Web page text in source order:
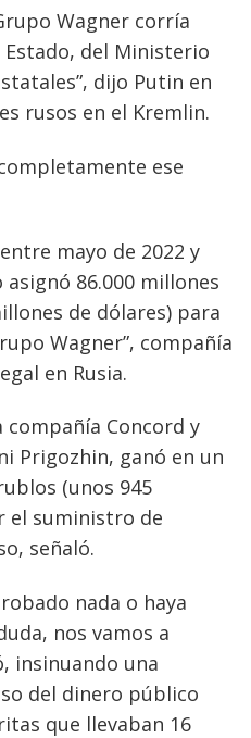
Wagner corría
del Ministerio
dijo Putin en
rusos en el Kremlin.
ese
mayo de 2022 y
asignó 86.000 millones
de dólares) para
Wagner”, compañía
en Rusia.
Concord y
Prigozhin, ganó en un
(unos 945
el suministro de
señaló.
nada o haya
nos vamos a
insinuando una
del dinero público
que llevaban 16